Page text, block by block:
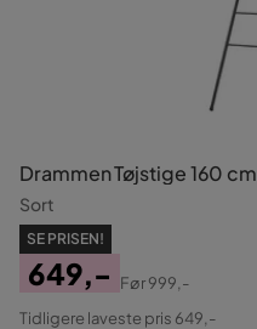
Drammen Tøjstige 160 cm
Sort
SE PRISEN!
Pris
649,-
Original
Før999,-
Tidligere laveste pris 649,-